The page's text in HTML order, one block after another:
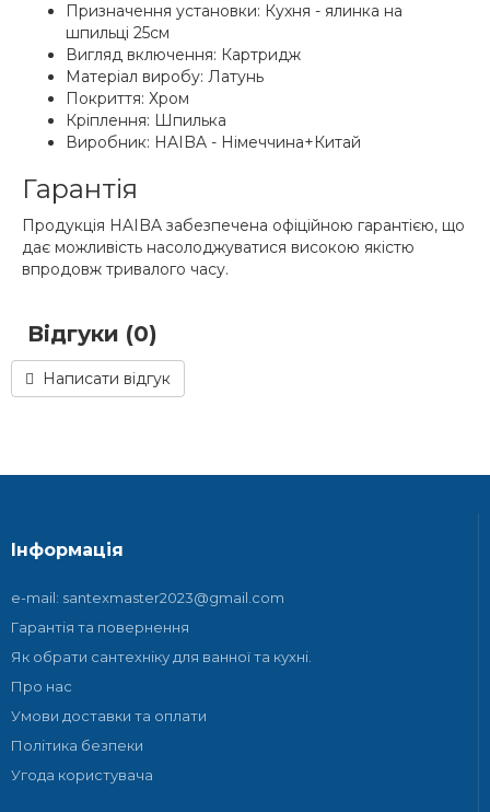
Призначення установки: Кухня - ялинка на
шпильці 25см
Вигляд включення: Картридж
Матеріал виробу: Латунь
Покриття: Хром
Кріплення: Шпилька
Виробник: HAIBA - Німеччина+Китай
Гарантія
Продукція HAIBA забезпечена офіційною гарантією, що
дає можливість насолоджуватися високою якістю
впродовж тривалого часу.
Відгуки (0)
Написати відгук
Інформація
e-mail: santexmaster2023@gmail.com
Гарантія та повернення
Як обрати сантехніку для ванної та кухні.
Про нас
Умови доставки та оплати
Політика безпеки
Угода користувача